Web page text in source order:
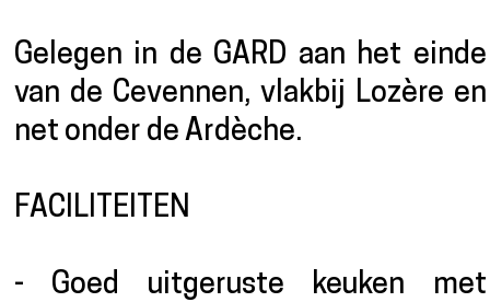
Gelegen in de GARD aan het einde
van de Cevennen, vlakbij Lozère en
net onder de Ardèche.
FACILITEITEN
- Goed uitgeruste keuken met